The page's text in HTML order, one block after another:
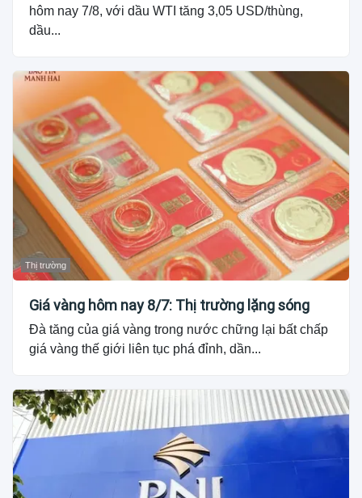
hôm nay 7/8, với dầu WTI tăng 3,05 USD/thùng,
dầu...
Thị trường
Giá vàng hôm nay 8/7: Thị trường lặng sóng
Đà tăng của giá vàng trong nước chững lại bất chấp
giá vàng thế giới liên tục phá đỉnh, dần...